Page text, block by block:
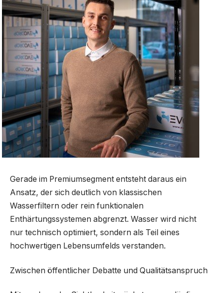
Gerade im Premiumsegment entsteht daraus ein
Ansatz, der sich deutlich von klassischen
Wasserfiltern oder rein funktionalen
Enthärtungssystemen abgrenzt. Wasser wird nicht
nur technisch optimiert, sondern als Teil eines
hochwertigen Lebensumfelds verstanden.
Zwischen öffentlicher Debatte und Qualitätsanspruch